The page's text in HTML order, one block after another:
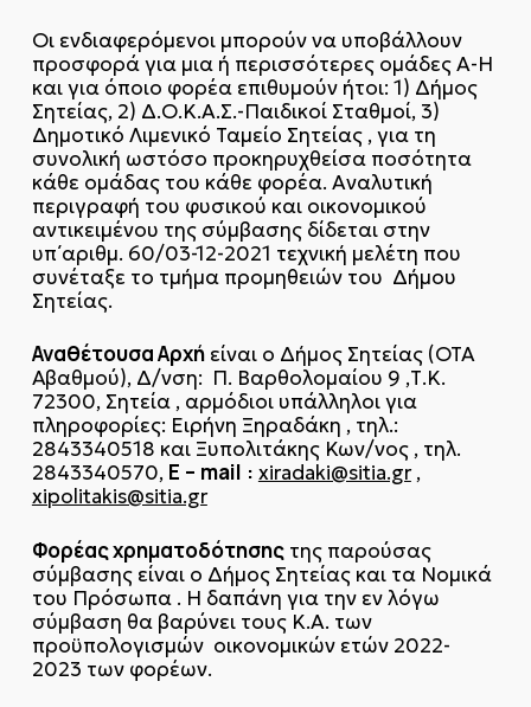
Οι ενδιαφερόμενοι μπορούν να υποβάλλουν
προσφορά για μια ή περισσότερες ομάδες Α-Η
και για όποιο φορέα επιθυμούν ήτοι: 1) Δήμος
Σητείας, 2) Δ.Ο.Κ.Α.Σ.-Παιδικοί Σταθμοί, 3)
Δημοτικό Λιμενικό Ταμείο Σητείας , για τη
συνολική ωστόσο προκηρυχθείσα ποσότητα
κάθε ομάδας του κάθε φορέα. Αναλυτική
περιγραφή του φυσικού και οικονομικού
αντικειμένου της σύμβασης δίδεται στην
υπ΄αριθμ. 60/03-12-2021 τεχνική μελέτη που
συνέταξε το τμήμα προμηθειών του Δήμου
Σητείας.
Αναθέτουσα Αρχήείναι ο Δήμος Σητείας (ΟΤΑ
Α΄βαθμού), Δ/νση: Π. Βαρθολομαίου 9 ,Τ.Κ.
72300, Σητεία , αρμόδιοι υπάλληλοι για
πληροφορίες: Ειρήνη Ξηραδάκη , τηλ.:
2843340518 και Ξυπολιτάκης Κων/νος , τηλ.
2843340570, E – mail : xiradaki@sitia.gr,
xipolitakis@sitia.gr
Φορέας χρηματοδότησηςτης παρούσας
σύμβασης είναι ο Δήμος Σητείας και τα Νομικά
του Πρόσωπα . Η δαπάνη για την εν λόγω
σύμβαση θα βαρύνει τους Κ.Α. των
προϋπολογισμών οικονομικών ετών 2022-
2023 των φορέων.